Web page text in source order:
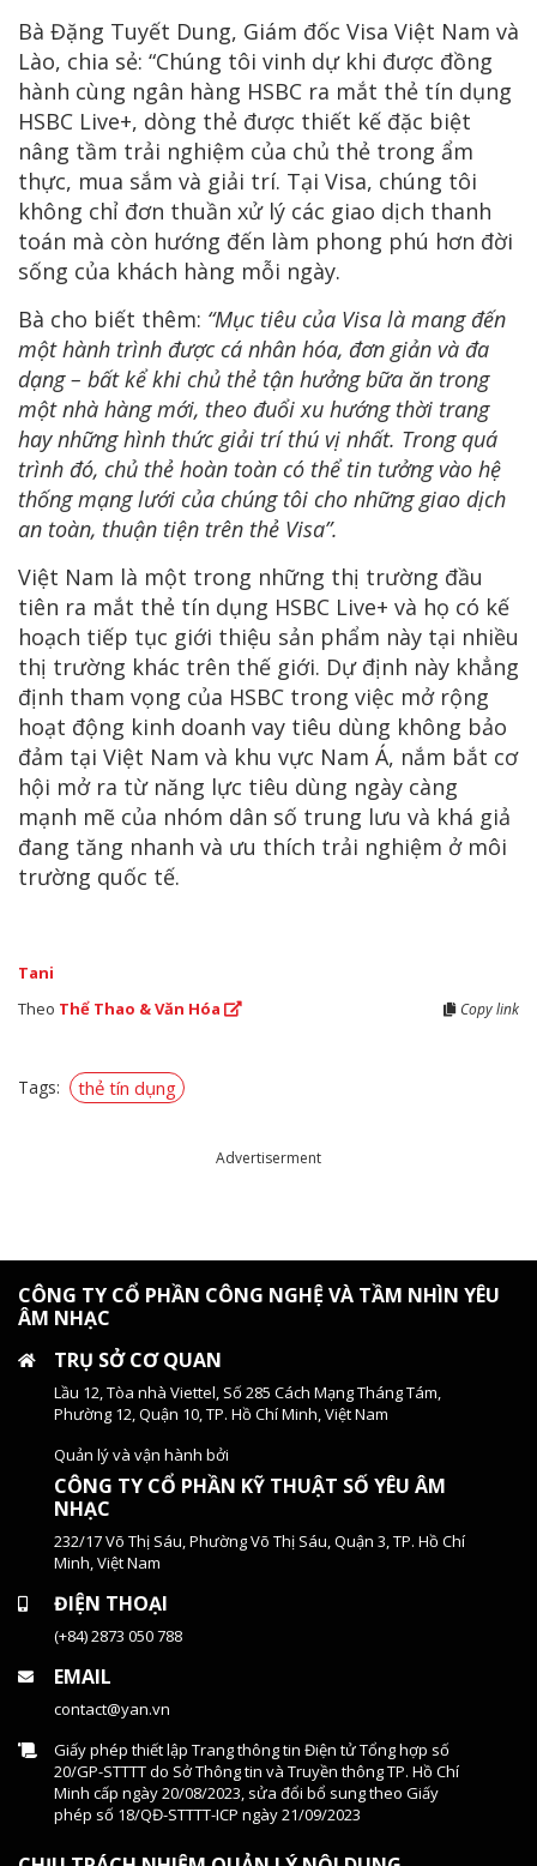
Bà Đặng Tuyết Dung, Giám đốc Visa Việt Nam và
Lào, chia sẻ: “Chúng tôi vinh dự khi được đồng
hành cùng ngân hàng HSBC ra mắt thẻ tín dụng
HSBC Live+, dòng thẻ được thiết kế đặc biệt
nâng tầm trải nghiệm của chủ thẻ trong ẩm
thực, mua sắm và giải trí. Tại Visa, chúng tôi
không chỉ đơn thuần xử lý các giao dịch thanh
toán mà còn hướng đến làm phong phú hơn đời
sống của khách hàng mỗi ngày.
Bà cho biết thêm: “Mục tiêu của Visa là mang đến
một hành trình được cá nhân hóa, đơn giản và đa
dạng – bất kể khi chủ thẻ tận hưởng bữa ăn trong
một nhà hàng mới, theo đuổi xu hướng thời trang
hay những hình thức giải trí thú vị nhất. Trong quá
trình đó, chủ thẻ hoàn toàn có thể tin tưởng vào hệ
thống mạng lưới của chúng tôi cho những giao dịch
an toàn, thuận tiện trên thẻ Visa”.
Việt Nam là một trong những thị trường đầu
tiên ra mắt thẻ tín dụng HSBC Live+ và họ có kế
hoạch tiếp tục giới thiệu sản phẩm này tại nhiều
thị trường khác trên thế giới. Dự định này khẳng
định tham vọng của HSBC trong việc mở rộng
hoạt động kinh doanh vay tiêu dùng không bảo
đảm tại Việt Nam và khu vực Nam Á, nắm bắt cơ
hội mở ra từ năng lực tiêu dùng ngày càng
mạnh mẽ của nhóm dân số trung lưu và khá giả
đang tăng nhanh và ưu thích trải nghiệm ở môi
trường quốc tế.
Tani
Theo Thể Thao & Văn Hóa Copy link
Tags: thẻ tín dụng
Advertiserment
CÔNG TY CỔ PHẦN CÔNG NGHỆ VÀ TẦM NHÌN YÊU
ÂM NHẠC
TRỤ SỞ CƠ QUAN
Lầu 12, Tòa nhà Viettel, Số 285 Cách Mạng Tháng Tám,
Phường 12, Quận 10, TP. Hồ Chí Minh, Việt Nam
Quản lý và vận hành bởi
CÔNG TY CỔ PHẦN KỸ THUẬT SỐ YÊU ÂM
NHẠC
232/17 Võ Thị Sáu, Phường Võ Thị Sáu, Quận 3, TP. Hồ Chí
Minh, Việt Nam
ĐIỆN THOẠI
(+84) 2873 050 788
EMAIL
contact@yan.vn
Giấy phép thiết lập Trang thông tin Điện tử Tổng hợp số
20/GP-STTTT do Sở Thông tin và Truyền thông TP. Hồ Chí
Minh cấp ngày 20/08/2023, sửa đổi bổ sung theo Giấy
phép số 18/QĐ-STTTT-ICP ngày 21/09/2023